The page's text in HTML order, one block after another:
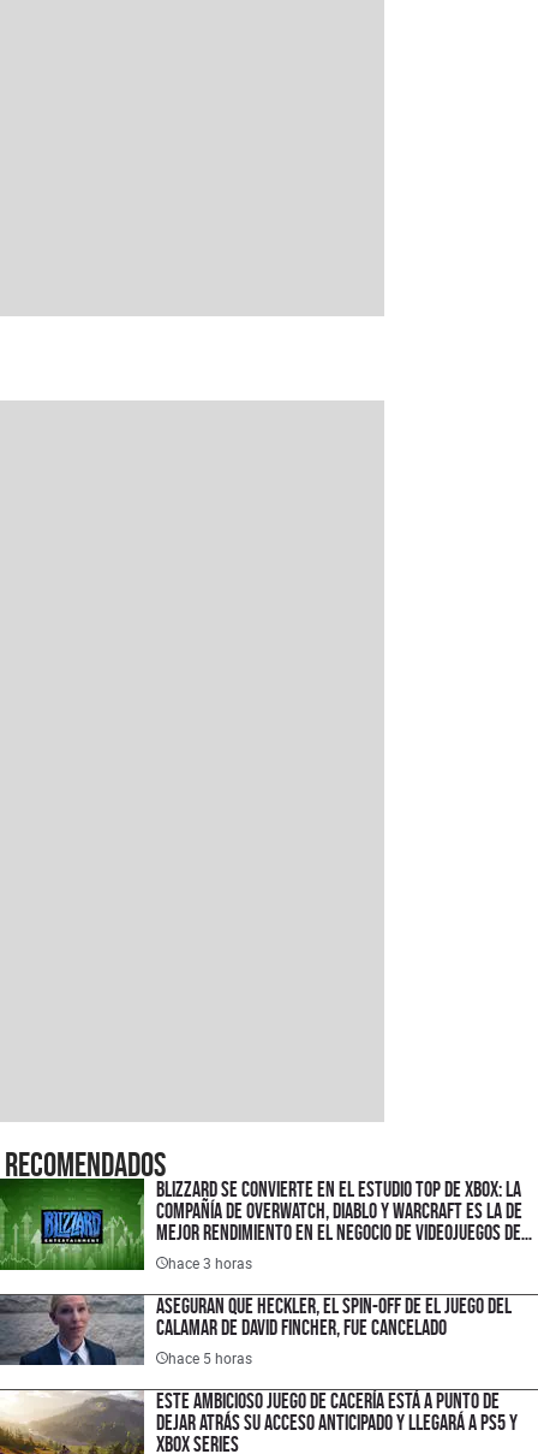
Recomendados
Blizzard se convierte en el estudio top de XBOX: la
compañía de Overwatch, Diablo y Warcraft es la de
mejor rendimiento en el negocio de videojuegos de
Microsoft
hace 3 horas
Aseguran que Heckler, el spin-off de El juego del
calamar de David Fincher, fue cancelado
hace 5 horas
Este ambicioso juego de cacería está a punto de
dejar atrás su Acceso Anticipado y llegará a PS5 y
Xbox Series